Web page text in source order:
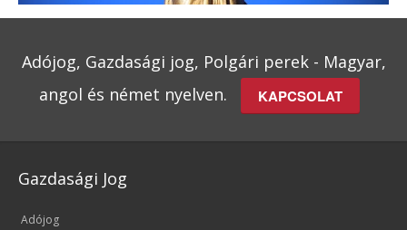
Adójog, Gazdasági jog, Polgári perek - Magyar,
angol és német nyelven.
KAPCSOLAT
Gazdasági Jog
Adójog